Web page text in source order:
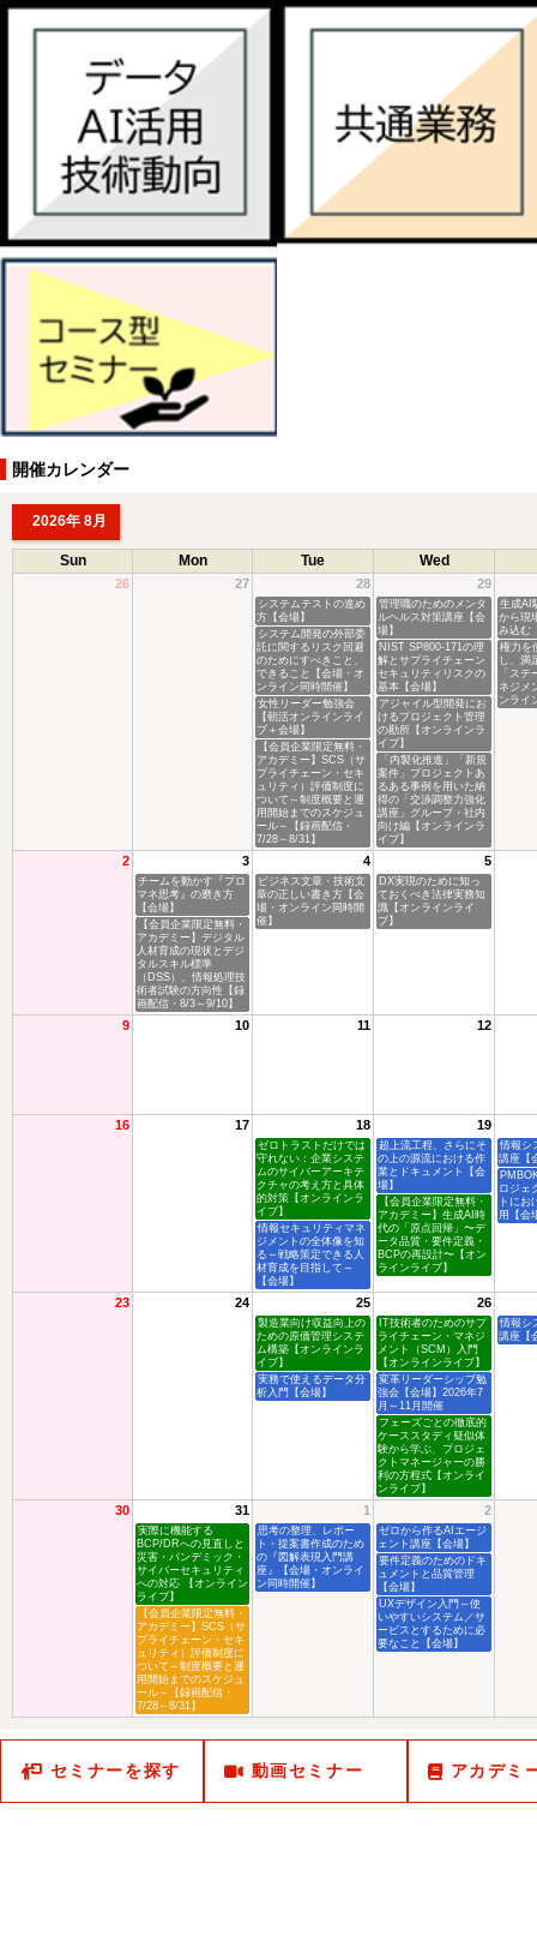
開催カレンダー
2026年 8月
Sun Mon Tue Wed
26 27 28 29
2 3 4 5
9 10 11 12
16 17 18 19
23 24 25 26
30 31 1 2
システムテストの進め
方【会場】
管理職のためのメンタ
ルヘルス対策講座【会
場】
生成AI
から現
み込む
システム開発の外部委
託に関するリスク回避
のためにすべきこと、
できること【会場・オ
ンライン同時開催】
NIST SP800-171の理
解とサプライチェーン
セキュリティリスクの
基本【会場】
権力を
し、満
「ス
ネジメ
ンライ
女性リーダー勉強会
【朝活オンラインライ
ブ＋会場】
アジャイル型開発にお
けるプロジェクト管理
の勘所【オンラインラ
イブ】
【会員企業限定無料・
アカデミー】SCS（サ
プライチェーン・セキ
ュリティ）評価制度に
ついて～制度概要と運
用開始までのスケジュ
ール～【録画配信・
7/28～8/31】
「内製化推進」「新規
案件」プロジェクトあ
るある事例を用いた納
得の「交渉調整力強化
講座」グループ・社内
向け編【オンラインラ
イブ】
チームを動かす『プロ
マネ思考』の磨き方
【会場】
ビジネス文章・技術文
章の正しい書き方【会
場・オンライン同時開
催】
DX実現のために知っ
ておくべき法律実務知
識【オンラインライ
ブ】
【会員企業限定無料・
アカデミー】デジタル
人材育成の現状とデジ
タルスキル標準
（DSS）、情報処理技
術者試験の方向性【録
画配信・8/3～9/10】
情報シ
講座【
ゼロトラストだけでは
守れない：企業システ
ムのサイバーアーキテ
クチャの考え方と具体
的対策【オンラインラ
イブ】
超上流工程、さらにそ
の上の源流における作
業とドキュメント【会
場】
情報セキュリティマネ
ジメントの全体像を知
る～戦略策定できる人
材育成を目指して～
【会場】
【会員企業限定無料・
アカデミー】生成AI時
代の「原点回帰」〜デ
ータ品質・要件定義・
BCPの再設計〜【オン
ラインライブ】
ロジェ
トにお
用【会
情報シ
講座【
製造業向け収益向上の
ための原価管理システ
ム構築【オンラインラ
イブ】
IT技術者のためのサプ
ライチェーン・マネジ
メント（SCM）入門
【オンラインライブ】
実務で使えるデータ分
析入門【会場】
変革リーダーシップ勉
強会【会場】2026年7
月～11月開催
フェーズごとの徹底的
ケーススタディ疑似体
験から学ぶ、プロジェ
クトマネージャーの勝
利の方程式【オンライ
ンライブ】
実際に機能する
BCP/DRへの見直しと
災害・パンデミック・
サイバーセキュリティ
への対応 【オンライン
ライブ】
思考の整理、レポー
ト・提案書作成のため
の『図解表現入門講
座』【会場・オンライ
ン同時開催】
ゼロから作るAIエージ
ェント講座【会場】
【会員企業限定無料・
アカデミー】SCS（サ
プライチェーン・セキ
ュリティ）評価制度に
ついて～制度概要と運
用開始までのスケジュ
ール～【録画配信・
7/28～8/31】
要件定義のためのドキ
ュメントと品質管理
【会場】
UXデザイン入門～使
いやすいシステム／サ
ービスとするために必
要なこと【会場】
セミナーを探す 動画セミナー アカデミ